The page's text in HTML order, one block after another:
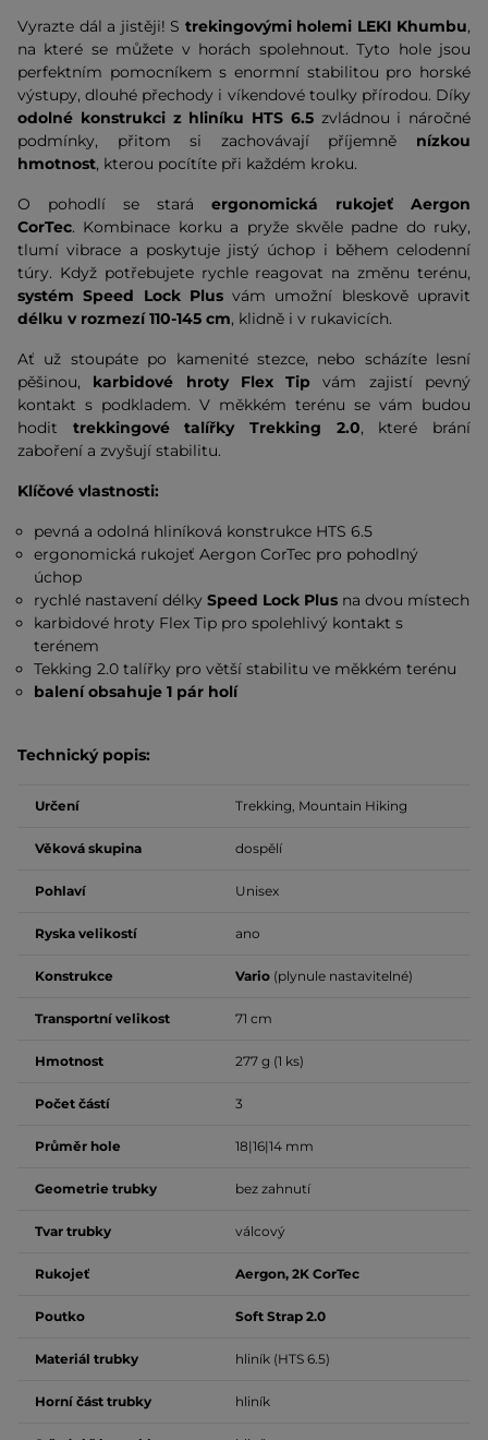
Vyrazte dál a jistěji! S trekingovými holemi LEKI Khumbu,
na které se můžete v horách spolehnout. Tyto hole jsou
perfektním pomocníkem s enormní stabilitou pro horské
výstupy, dlouhé přechody i víkendové toulky přírodou. Díky
odolné konstrukci z hliníku HTS 6.5zvládnou i náročné
podmínky, přitom si zachovávají příjemně nízkou
hmotnost, kterou pocítíte při každém kroku.
O pohodlí se stará ergonomická rukojeť Aergon
CorTec. Kombinace korku a pryže skvěle padne do ruky,
tlumí vibrace a poskytuje jistý úchop i během celodenní
túry. Když potřebujete rychle reagovat na změnu terénu,
systém Speed Lock Plusvám umožní bleskově upravit
délku v rozmezí 110-145 cm, klidně i v rukavicích.
Ať už stoupáte po kamenité stezce, nebo scházíte lesní
pěšinou, karbidové hroty Flex Tip vám zajistí pevný
kontakt s podkladem. V měkkém terénu se vám budou
hodit trekkingové talířky Trekking 2.0, které brání
zaboření a zvyšují stabilitu.
Klíčové vlastnosti:
pevná a odolná hliníková konstrukce HTS 6.5
ergonomická rukojeť Aergon CorTec pro pohodlný
úchop
rychlé nastavení délkySpeed Lock Plus na dvou místech
karbidové hroty Flex Tip pro spolehlivý kontakt s
terénem
Tekking 2.0 talířky pro větší stabilitu ve měkkém terénu
balení obsahuje 1 pár holí
Technický popis:
Určení Trekking, Mountain Hiking
Věková skupina dospělí
Pohlaví Unisex
Ryska velikostí ano
Konstrukce Vario (plynule nastavitelné)
Transportní velikost 71 cm
Hmotnost 277 g (1 ks)
Počet částí 3
Průměr hole 18|16|14 mm
Geometrie trubky bez zahnutí
Tvar trubky válcový
Rukojeť Aergon, 2K CorTec
Poutko Soft Strap 2.0
Materiál trubky hliník (HTS 6.5)
Horní část trubky hliník